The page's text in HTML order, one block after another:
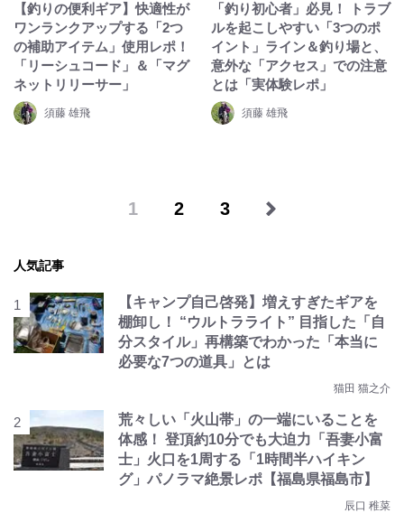
【釣りの便利ギア】快適性が
ワンランクアップする「2つ
の補助アイテム」使用レポ！
「リーシュコード」＆「マグ
ネットリリーサー」
須藤 雄飛
「釣り初心者」必見！ トラブ
ルを起こしやすい「3つのポ
イント」ライン＆釣り場と、
意外な「アクセス」での注意
とは「実体験レポ」
須藤 雄飛
1 2 3
人気記事
【キャンプ自己啓発】増えすぎたギアを
棚卸し！ “ウルトラライト” 目指した「自
分スタイル」再構築でわかった「本当に
必要な7つの道具」とは
猫田 猫之介
荒々しい「火山帯」の一端にいることを
体感！ 登頂約10分でも大迫力「吾妻小富
士」火口を1周する「1時間半ハイキン
グ」パノラマ絶景レポ【福島県福島市】
辰口 稚菜